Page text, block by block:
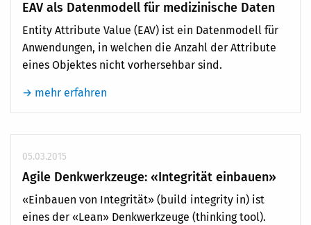
EAV als Datenmodell für medizinische Daten
Entity Attribute Value (EAV) ist ein Datenmodell für
Anwendungen, in welchen die Anzahl der Attribute
eines Objektes nicht vorhersehbar sind.
→ mehr erfahren
05.03.2015
Agile Denkwerkzeuge: «Integrität einbauen»
«Einbauen von Integrität» (build integrity in) ist
eines der «Lean» Denkwerkzeuge (thinking tool).